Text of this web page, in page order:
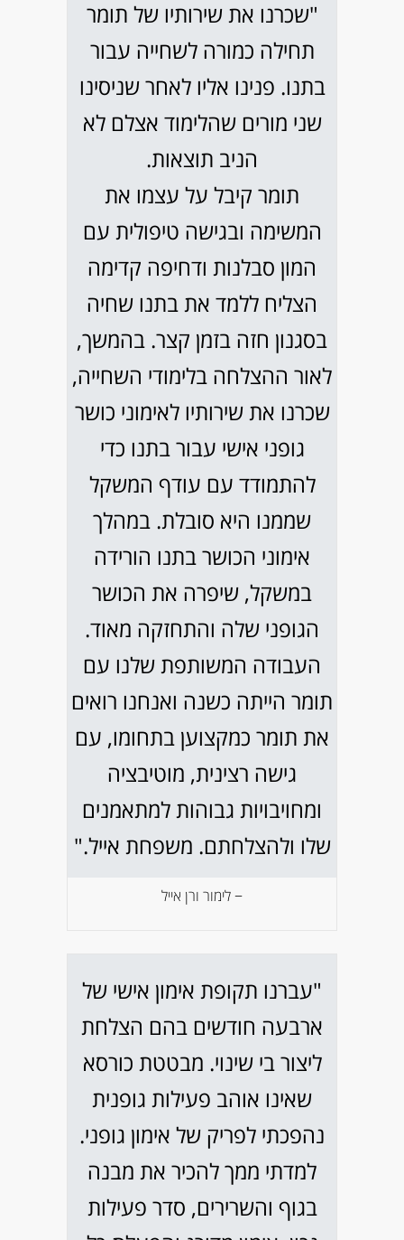
"שכרנו את שירותיו של תומר
תחילה כמורה לשחייה עבור
בתנו. פנינו אליו לאחר שניסינו
שני מורים שהלימוד אצלם לא
הניב תוצאות.
תומר קיבל על עצמו את
המשימה ובגישה טיפולית עם
המון סבלנות ודחיפה קדימה
הצליח ללמד את בתנו שחיה
בסגנון חזה בזמן קצר. בהמשך,
לאור ההצלחה בלימודי השחייה,
שכרנו את שירותיו לאימוני כושר
גופני אישי עבור בתנו כדי
להתמודד עם עודף המשקל
שממנו היא סובלת. במהלך
אימוני הכושר בתנו הורידה
במשקל, שיפרה את הכושר
הגופני שלה והתחזקה מאוד.
העבודה המשותפת שלנו עם
תומר הייתה כשנה ואנחנו רואים
את תומר כמקצוען בתחומו, עם
גישה רצינית, מוטיבציה
ומחויבויות גבוהות למתאמנים
שלו ולהצלחתם. משפחת אייל."
− לימור ורן אייל
"עברנו תקופת אימון אישי של
ארבעה חודשים בהם הצלחת
ליצור בי שינוי. מבטטת כורסא
שאינו אוהב פעילות גופנית
נהפכתי לפריק של אימון גופני.
למדתי ממך להכיר את מבנה
בגוף והשרירים, סדר פעילות